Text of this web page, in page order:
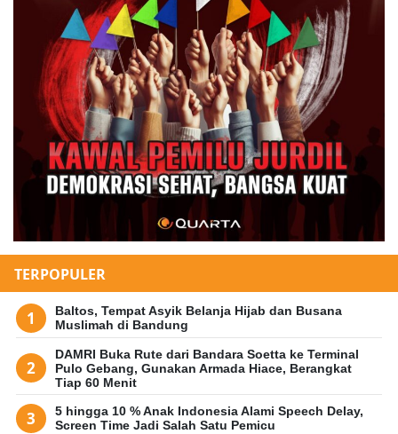
TERPOPULER
Baltos, Tempat Asyik Belanja Hijab dan Busana
Muslimah di Bandung
DAMRI Buka Rute dari Bandara Soetta ke Terminal
Pulo Gebang, Gunakan Armada Hiace, Berangkat
Tiap 60 Menit
5 hingga 10 % Anak Indonesia Alami Speech Delay,
Screen Time Jadi Salah Satu Pemicu